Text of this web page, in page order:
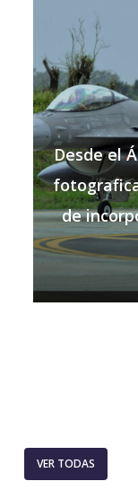
Desde el
de
VER TODAS